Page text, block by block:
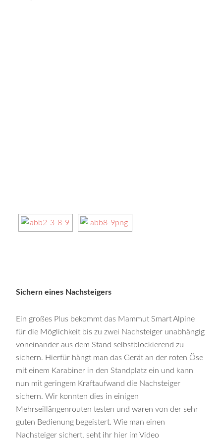
Sichern eines Nachsteigers
Ein großes Plus bekommt das Mammut Smart Alpine
für die Möglichkeit bis zu zwei Nachsteiger unabhängig
voneinander aus dem Stand selbstblockierend zu
sichern. Hierfür hängt man das Gerät an der roten Öse
mit einem Karabiner in den Standplatz ein und kann
nun mit geringem Kraftaufwand die Nachsteiger
sichern. Wir konnten dies in einigen
Mehrseillängenrouten testen und waren von der sehr
guten Bedienung begeistert. Wie man einen
Nachsteiger sichert, seht ihr hier im Video